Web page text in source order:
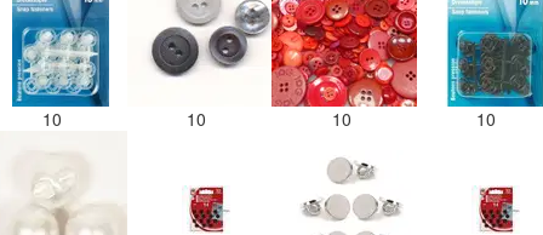
10 10 10 10